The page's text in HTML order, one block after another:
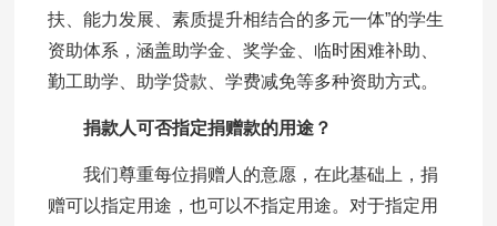
扶、能力发展、素质提升相结合的多元一体”的学生
资助体系，涵盖助学金、奖学金、临时困难补助、
勤工助学、助学贷款、学费减免等多种资助方式。
捐款人可否指定捐赠款的用途？
我们尊重每位捐赠人的意愿，在此基础上，捐
赠可以指定用途，也可以不指定用途。对于指定用